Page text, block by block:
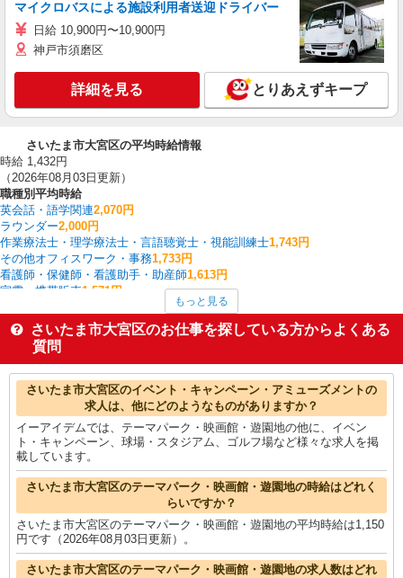
マイクロバスによる施設利用者送迎ドライバー
日給 10,900円〜10,900円
神戸市須磨区
詳細を見る とりあえずキープ
さいたま市大宮区の平均時給情報
時給 1,432円
（2026年08月03日更新）
職種別平均時給
英会話・語学関連2,070円
ラウンダー2,000円
作業療法士・理学療法士・言語聴覚士・視能訓練士1,743円
その他オフィスワーク・事務1,733円
看護師・保健師・看護助手・助産師1,613円
家電・携帯販売1,571円
コールセンター1,563円
一般・営業事務1,539円
介護職・ヘルパー
さいたま市大宮区の他の職種の平均時給を見る
もっと見る
さいたま市大宮区のお仕事を探している方からよくある
質問
さいたま市大宮区のイベント・キャンペーン・アミューズメントの
求人は、他にどのようなものがありますか？
イーアイデムでは、テーマパーク・映画館・遊園地の他に、イベン
ト・キャンペーン、球場・スタジアム、ゴルフ場など様々な求人を掲
載しています。
さいたま市大宮区のテーマパーク・映画館・遊園地の時給はどれく
らいですか？
さいたま市大宮区のテーマパーク・映画館・遊園地の平均時給は1,150
円です（2026年08月03日更新）。
さいたま市大宮区のテーマパーク・映画館・遊園地の求人数はどれ